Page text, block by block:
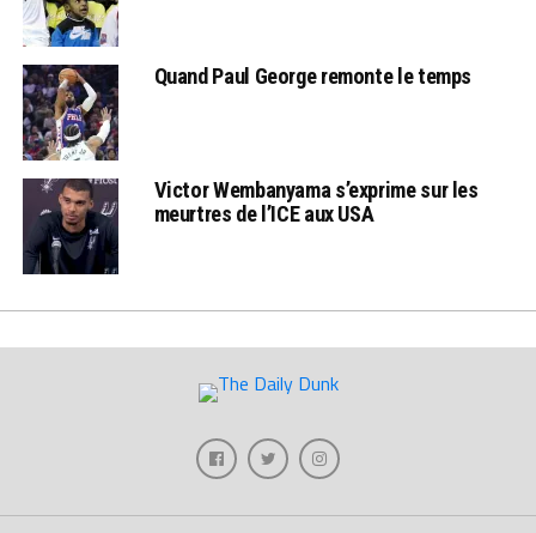
Quand Paul George remonte le temps
Victor Wembanyama s’exprime sur les
meurtres de l’ICE aux USA